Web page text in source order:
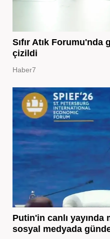
Sıfır Atık Forumu'nda
çizildi
Haber7
Putin'in canlı
sosyal medyada